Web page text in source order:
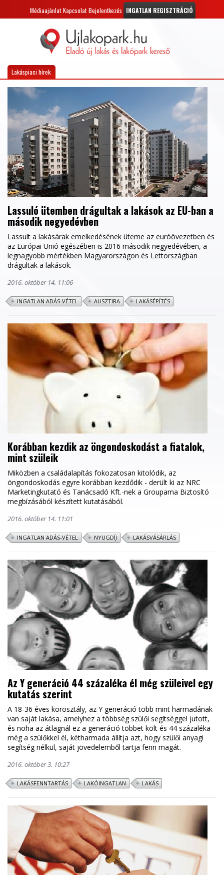
Médiaajánlat Kapcsolat Bejelentkezés INGATLAN REGISZTRÁCIÓ
Lakáspiaci hírek
Lassuló ütemben drágultak a lakások az EU-ban a
második negyedévben
Lassult a lakásárak emelkedésének üteme az euróövezetben és
az Európai Unió egészében is 2016 második negyedévében, a
legnagyobb mértékben Magyarországon és Lettországban
drágultak a lakások.
2016. október 14. 11:06
INGATLAN ADÁS-VÉTEL AUSZTIRA LAKÁSÉPÍTÉS
Korábban kezdik az öngondoskodást a fiatalok,
mint szüleik
Miközben a családalapítás fokozatosan kitolódik, az
öngondoskodás egyre korábban kezdődik - derült ki az NRC
Marketingkutató és Tanácsadó Kft.-nek a Groupama Biztosító
megbízásából készített kutatásából.
2016. október 14. 11:01
INGATLAN ADÁS-VÉTEL NYUGDÍJ LAKÁSVÁSÁRLÁS
Az Y generáció 44 százaléka él még szüleivel egy
kutatás szerint
A 18-36 éves korosztály, az Y generáció több mint harmadának
van saját lakása, amelyhez a többség szülői segítséggel jutott,
és noha az átlagnál ez a generáció többet költ és 44 százaléka
még a szülőkkel él, kétharmada állítja azt, hogy szülői anyagi
segítség nélkül, saját jövedelemből tartja fenn magát.
2016. október 3. 10:27
LAKÁSFENNTARTÁS LAKÓINGATLAN LAKÁS